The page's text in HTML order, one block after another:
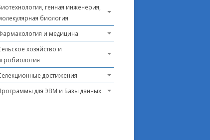
генная инженерия,
биология
и медицина
хозяйство и
достижения
для ЭВМ и Базы данных